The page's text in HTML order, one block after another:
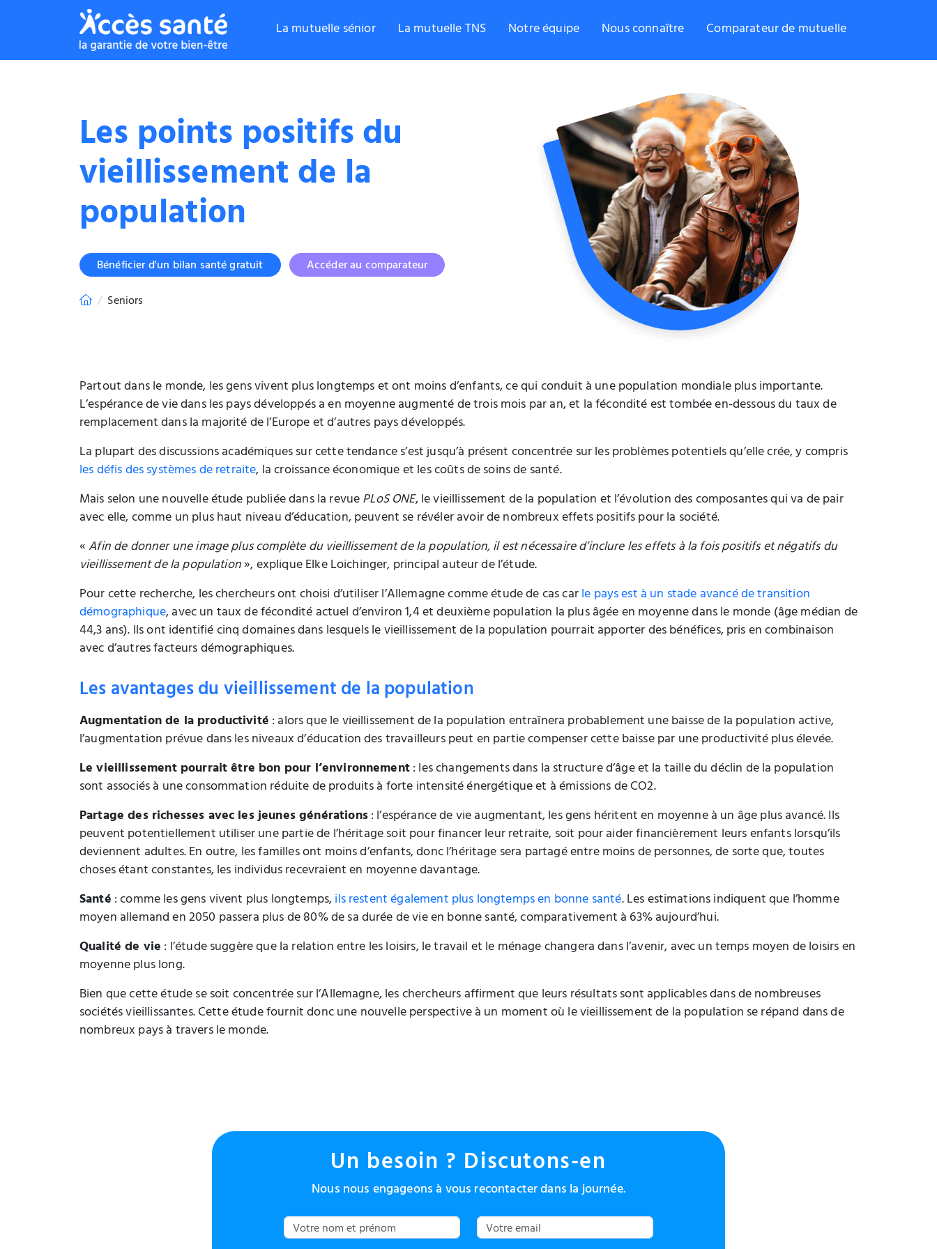
La mutuelle sénior La mutuelle TNS Notre équipe Nous connaître Comparateur de mutuelle
Les points positifs du
vieillissement de la
population
Bénéficier d'un bilan santé gratuit
Accéder au comparateur
Seniors
Partout dans le monde, les gens vivent plus longtemps et ont moins d’enfants, ce qui conduit à une population mondiale plus importante.
L’espérance de vie dans les pays développés a en moyenne augmenté de trois mois par an, et la fécondité est tombée en-dessous du taux de
remplacement dans la majorité de l’Europe et d’autres pays développés.
La plupart des discussions académiques sur cette tendance s’est jusqu’à présent concentrée sur les problèmes potentiels qu’elle crée, y compris
les défis des systèmes de retraite, la croissance économique et les coûts de soins de santé.
Mais selon une nouvelle étude publiée dans la revuePLoS ONE, le vieillissement de la population et l’évolution des composantes qui va de pair
avec elle, comme un plus haut niveau d’éducation, peuvent se révéler avoir de nombreux effets positifs pour la société.
«Afin de donner une image plus complète du vieillissement de la population, il est nécessaire d’inclure les effets à la fois positifs et négatifs du
vieillissement de la population», explique Elke Loichinger, principal auteur de l’étude.
Pour cette recherche, les chercheurs ont choisi d’utiliser l’Allemagne comme étude de cas carle pays est à un stade avancé de transition
démographique, avec un taux de fécondité actuel d’environ 1,4 et deuxième population la plus âgée en moyenne dans le monde (âge médian de
44,3 ans). Ils ont identifié cinq domaines dans lesquels le vieillissement de la population pourrait apporter des bénéfices, pris en combinaison
avec d’autres facteurs démographiques.
Les avantages du vieillissement de la population
Augmentation de la productivité: alors que le vieillissement de la population entraînera probablement une baisse de la population active,
l’augmentation prévue dans les niveaux d’éducation des travailleurs peut en partie compenser cette baisse par une productivité plus élevée.
Le vieillissement pourrait être bon pour l’environnement: les changements dans la structure d’âge et la taille du déclin de la population
sont associés à une consommation réduite de produits à forte intensité énergétique et à émissions de CO2.
Partage des richesses avec les jeunes générations: l’espérance de vie augmentant, les gens héritent en moyenne à un âge plus avancé. Ils
peuvent potentiellement utiliser une partie de l’héritage soit pour financer leur retraite, soit pour aider financièrement leurs enfants lorsqu’ils
deviennent adultes. En outre, les familles ont moins d’enfants, donc l’héritage sera partagé entre moins de personnes, de sorte que, toutes
choses étant constantes, les individus recevraient en moyenne davantage.
Santé: comme les gens vivent plus longtemps,ils restent également plus longtemps en bonne santé. Les estimations indiquent que l’homme
moyen allemand en 2050 passera plus de 80% de sa durée de vie en bonne santé, comparativement à 63% aujourd’hui.
Qualité de vie: l’étude suggère que la relation entre les loisirs, le travail et le ménage changera dans l’avenir, avec un temps moyen de loisirs en
moyenne plus long.
Bien que cette étude se soit concentrée sur l’Allemagne, les chercheurs affirment que leurs résultats sont applicables dans de nombreuses
sociétés vieillissantes. Cette étude fournit donc une nouvelle perspective à un moment où le vieillissement de la population se répand dans de
nombreux pays à travers le monde.
Un besoin ? Discutons-en
Nous nous engageons à vous recontacter dans la journée.